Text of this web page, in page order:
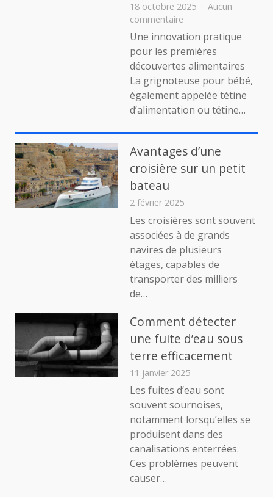
18 octobre 2025
Aucun
commentaire
Grignoteuse
bébé
:
un
accessoire
malin
pour
les
saveurs
en
toute
Une innovation pratique
pour les premières
découvertes alimentaires
La grignoteuse pour bébé,
également appelée tétine
d’alimentation ou tétine…
Avantages d’une
croisière sur un petit
bateau
2 février 2025
Les croisières sont souvent
associées à de grands
navires de plusieurs
étages, capables de
transporter des milliers
de…
Comment détecter
une fuite d’eau sous
terre efficacement
11 janvier 2025
Les fuites d’eau sont
souvent sournoises,
notamment lorsqu’elles se
produisent dans des
canalisations enterrées.
Ces problèmes peuvent
causer…